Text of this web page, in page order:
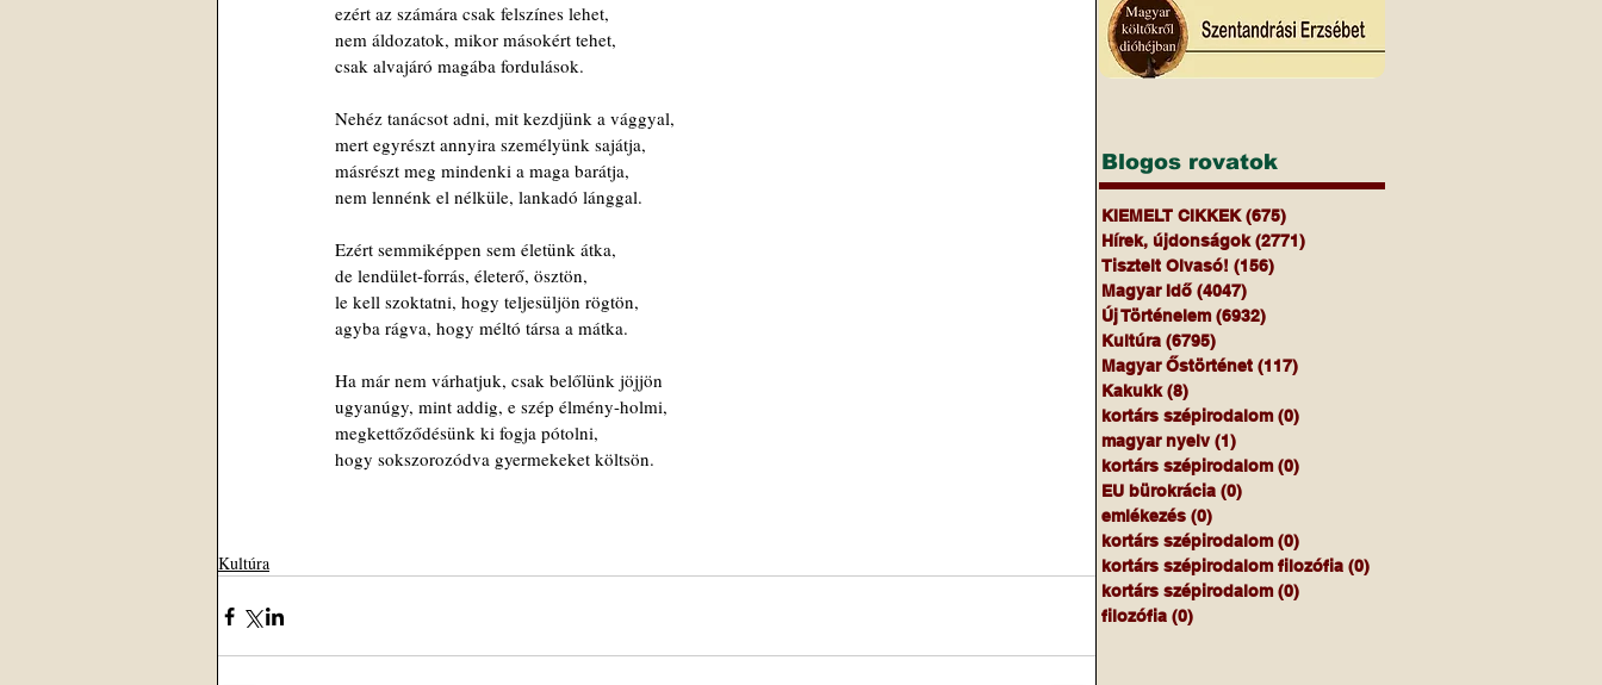
ezért az számára csak felszínes lehet,
nem áldozatok, mikor másokért tehet,
csak alvajáró magába fordulások.
Nehéz tanácsot adni, mit kezdjünk a vággyal,
mert egyrészt annyira személyünk sajátja,
másrészt meg mindenki a maga barátja,
nem lennénk el nélküle, lankadó lánggal.
Ezért semmiképpen sem életünk átka,
de lendület-forrás, életerő, ösztön,
le kell szoktatni, hogy teljesüljön rögtön,
agyba rágva, hogy méltó társa a mátka.
Ha már nem várhatjuk, csak belőlünk jöjjön
ugyanúgy, mint addig, e szép élmény-holmi,
megkettőződésünk ki fogja pótolni,
hogy sokszorozódva gyermekeket költsön.
Kultúra
Blogos rovatok
KIEMELT CIKKEK (675)
Hírek, újdonságok (2771)
Tisztelt Olvasó! (156)
Magyar Idő (4047)
Új Történelem (6932)
Kultúra (6795)
Magyar Őstörténet (117)
Kakukk (8)
kortárs szépirodalom (0)
magyar nyelv (1)
kortárs szépirodalom (0)
EU bürokrácia (0)
emlékezés (0)
kortárs szépirodalom (0)
kortárs szépirodalom filozófia (0)
kortárs szépirodalom (0)
filozófia (0)